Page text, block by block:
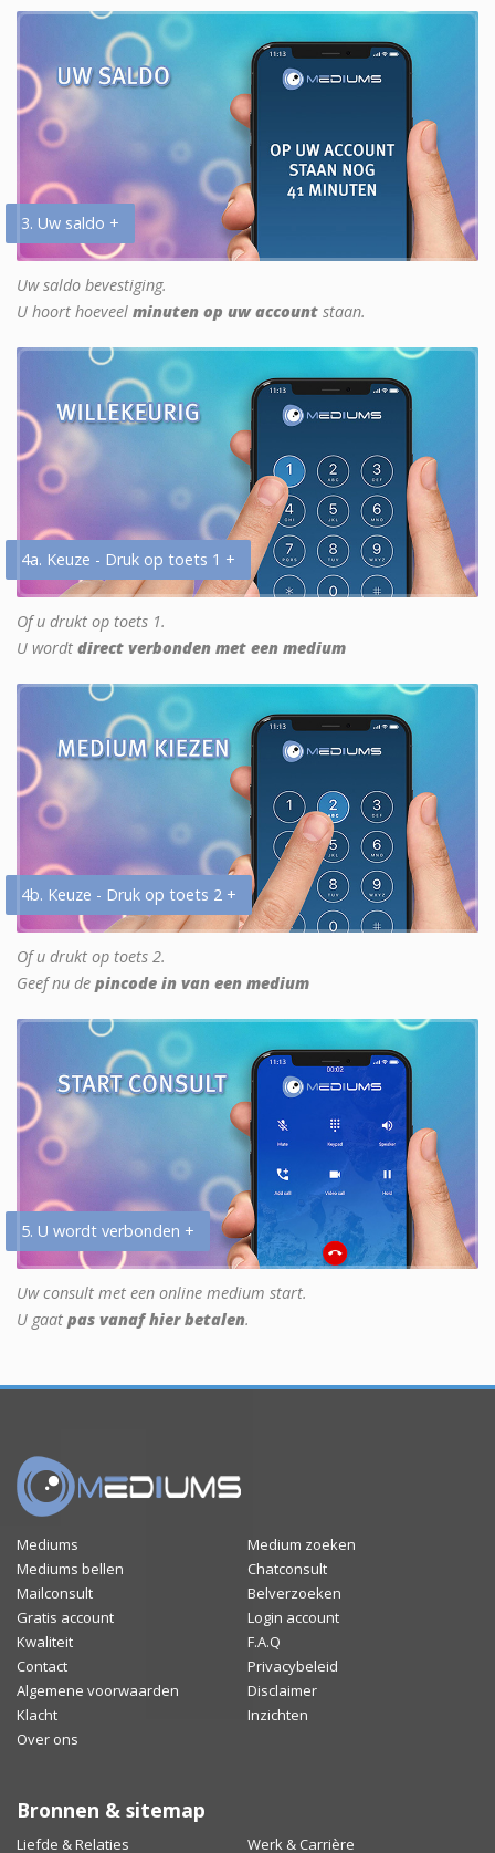
3. Uw saldo +
Uw saldo bevestiging.
U hoort hoeveel minuten op uw account staan.
4a. Keuze - Druk op toets 1 +
Of u drukt op toets 1.
U wordt direct verbonden met een medium
4b. Keuze - Druk op toets 2 +
Of u drukt op toets 2.
Geef nu de pincode in van een medium
5. U wordt verbonden +
Uw consult met een online medium start.
U gaat pas vanaf hier betalen.
Mediums
Medium zoeken
Mediums bellen
Chatconsult
Mailconsult
Belverzoeken
Gratis account
Login account
Kwaliteit
F.A.Q
Contact
Privacybeleid
Algemene voorwaarden
Disclaimer
Klacht
Inzichten
Over ons
Bronnen & sitemap
Liefde & Relaties Werk & Carrière